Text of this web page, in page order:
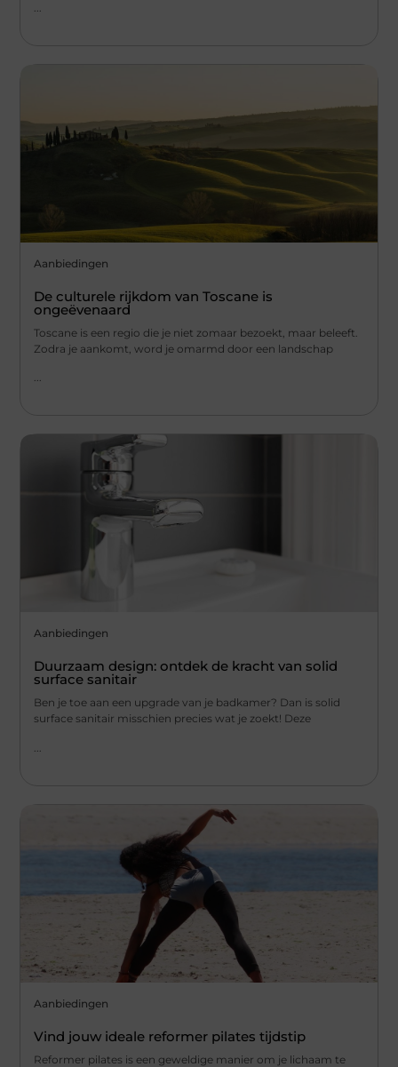
Aanbiedingen
De culturele rijkdom van Toscane is
ongeëvenaard
Toscane is een regio die je niet zomaar bezoekt, maar beleeft.
Zodra je aankomt, word je omarmd door een landschap
...
Aanbiedingen
Duurzaam design: ontdek de kracht van solid
surface sanitair
Ben je toe aan een upgrade van je badkamer? Dan is solid
surface sanitair misschien precies wat je zoekt! Deze
Aanbiedingen
Vind jouw ideale reformer pilates tijdstip
Reformer pilates is een geweldige manier om je lichaam te